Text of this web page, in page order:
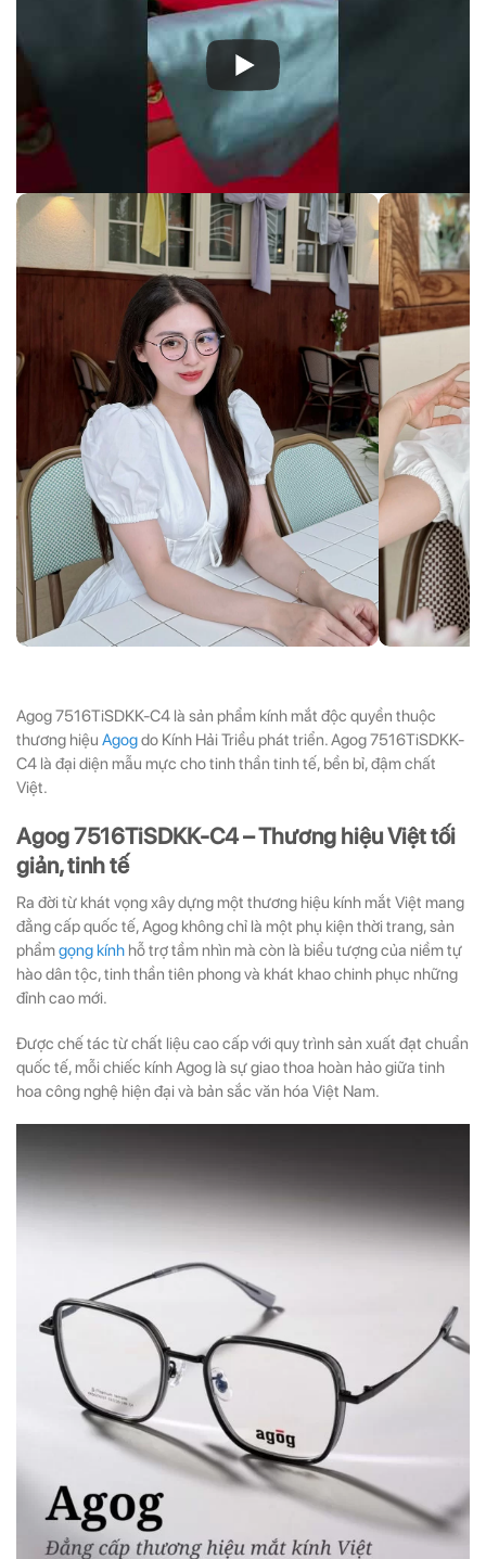
Agog 7516TiSDKK-C4 là sản phẩm kính mắt độc quyền thuộc
thương hiệu Agogdo Kính Hải Triều phát triển. Agog 7516TiSDKK-
C4 là đại diện mẫu mực cho tinh thần tinh tế, bền bỉ, đậm chất
Việt.
Agog 7516TiSDKK-C4 – Thương hiệu Việt tối
giản, tinh tế
Ra đời từ khát vọng xây dựng một thương hiệu kính mắt Việt mang
đẳng cấp quốc tế, Agog không chỉ là một phụ kiện thời trang, sản
phẩmgọng kính hỗ trợ tầm nhìn mà còn là biểu tượng của niềm tự
hào dân tộc, tinh thần tiên phong và khát khao chinh phục những
đỉnh cao mới.
Được chế tác từ chất liệu cao cấp với quy trình sản xuất đạt chuẩn
quốc tế, mỗi chiếc kính Agog là sự giao thoa hoàn hảo giữa tinh
hoa công nghệ hiện đại và bản sắc văn hóa Việt Nam.